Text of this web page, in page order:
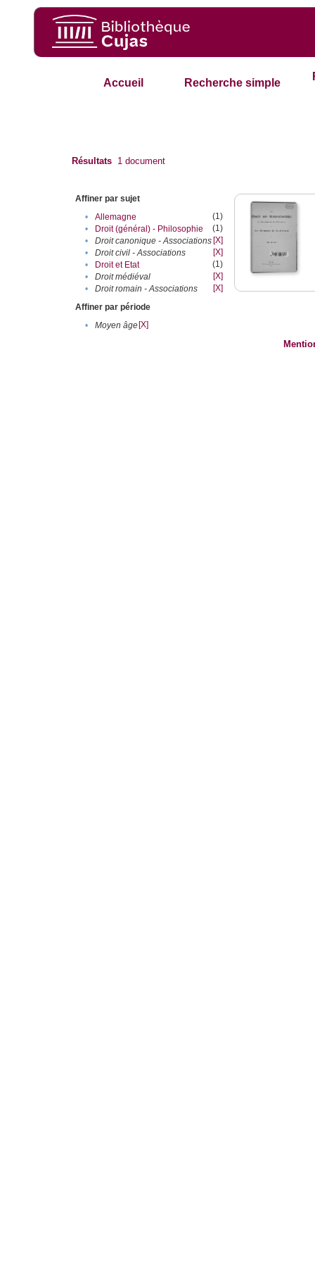
Accueil Recherche simple
Résultats 1 document
Affiner par sujet
•
Allemagne
(1)
•
Droit (général) - Philosophie
(1)
•
Droit canonique - Associations [X]
•
Droit civil - Associations
[X]
•
Droit et Etat
(1)
•
Droit médiéval
[X]
•
Droit romain - Associations
[X]
Affiner par période
•
Moyen âge[X]